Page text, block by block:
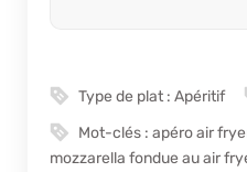
Type de plat :Apéritif
Mot-clés :apéro air
mozzarella fondue au air